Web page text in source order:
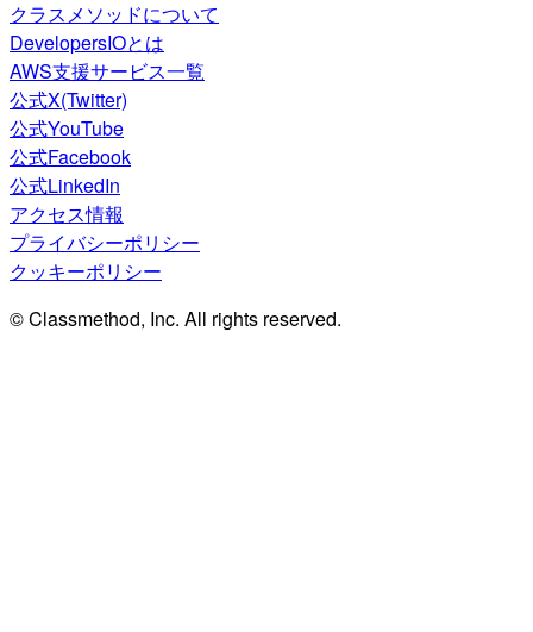
クラスメソッドについて
DevelopersIOとは
AWS支援サービス一覧
公式X(Twitter)
公式YouTube
公式Facebook
公式LinkedIn
アクセス情報
プライバシーポリシー
クッキーポリシー
© Classmethod, Inc. All rights reserved.